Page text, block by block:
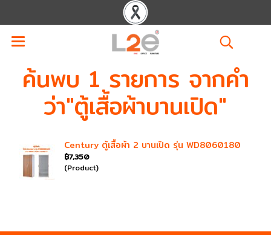
ค้นพบ 1 รายการ จากคำ
ว่า"ตู้เสื้อผ้าบานเปิด"
Century ตู้เสื้อผ้า 2 บานเปิด รุ่น WD8060180
฿7,350
(Product)